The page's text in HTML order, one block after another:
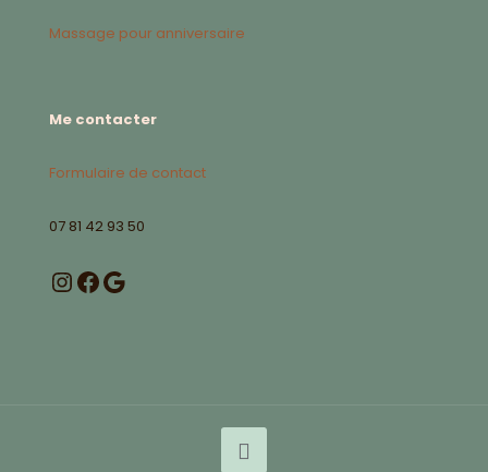
Massage pour anniversaire
Me contacter
Formulaire de contact
07 81 42 93 50
Instagram
Facebook
Google